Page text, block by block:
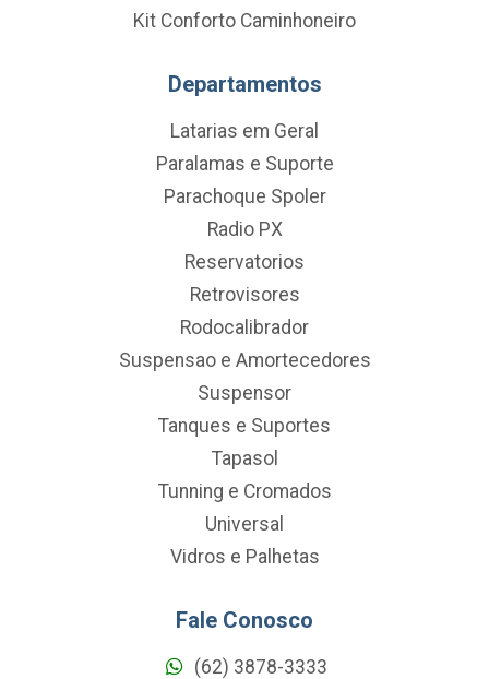
Kit Conforto Caminhoneiro
Departamentos
Latarias em Geral
Paralamas e Suporte
Parachoque Spoler
Radio PX
Reservatorios
Retrovisores
Rodocalibrador
Suspensao e Amortecedores
Suspensor
Tanques e Suportes
Tapasol
Tunning e Cromados
Universal
Vidros e Palhetas
Fale Conosco
(62) 3878-3333